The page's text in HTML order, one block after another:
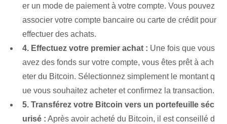
er un mode de paiement à votre compte. Vous pouvez
associer ‌votre compte bancaire ou ⁢carte de crédit​ pour
effectuer des achats.
4. Effectuez votre premier achat : Une fois que vous
avez des fonds sur votre compte, vous êtes prêt à ach
eter du Bitcoin. Sélectionnez simplement le montant q
ue vous souhaitez acheter et confirmez la transaction.
5. Transférez votre Bitcoin vers un portefeuille séc
urisé : Après avoir acheté du Bitcoin, il est conseillé d